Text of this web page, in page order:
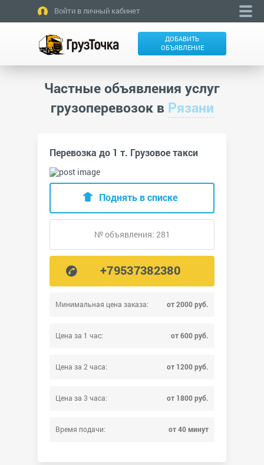
Войти в личный кабинет
ДОБАВИТЬ
ОБЪЯВЛЕНИЕ
Частные объявления услуг
грузоперевозок в Рязани
Перевозка до 1 т. Грузовое такси
Минимальная цена заказа: от 2000 руб.
Цена за 1 час: от 600 руб.
Цена за 2 часа: от 1200 руб.
Цена за 3 часа: от 1800 руб.
Время подачи: от 40 минут
Поднять в списке
№ объявления: 281
+79537382380